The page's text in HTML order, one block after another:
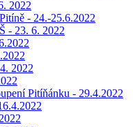
2022
- 24.-25.6.2022
- 23. 6. 2022
2022
Pitíňánku - 29.4.2022